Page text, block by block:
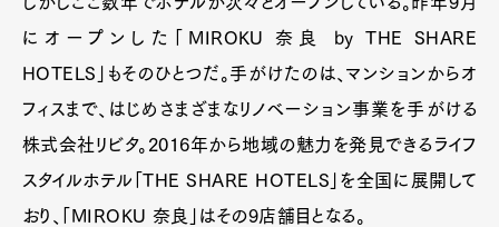
にオープンした「MIROKU 奈良 by THE SHARE
HOTELS」もそのひとつだ。手がけたのは、マンションからオ
フィスまで、はじめさまざまなリノベーション事業を手がける
株式会社リビタ。2016年から地域の魅力を発見できるライフ
スタイルホテル「THE SHARE HOTELS」を全国に展開して
おり、「MIROKU 奈良」はその9店舗目となる。